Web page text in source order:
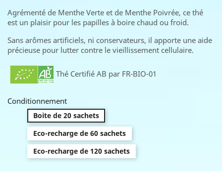
Agrémenté de Menthe Verte et de Menthe Poivrée, ce thé
est un plaisir pour les papilles à boire chaud ou froid.
Sans arômes artificiels, ni conservateurs, il apporte une aide
précieuse pour lutter contre le vieillissement cellulaire.
Thé Certifié AB par FR-BIO-01
Conditionnement
Boite de 20 sachets
Eco-recharge de 60 sachets
Eco-recharge de 120 sachets